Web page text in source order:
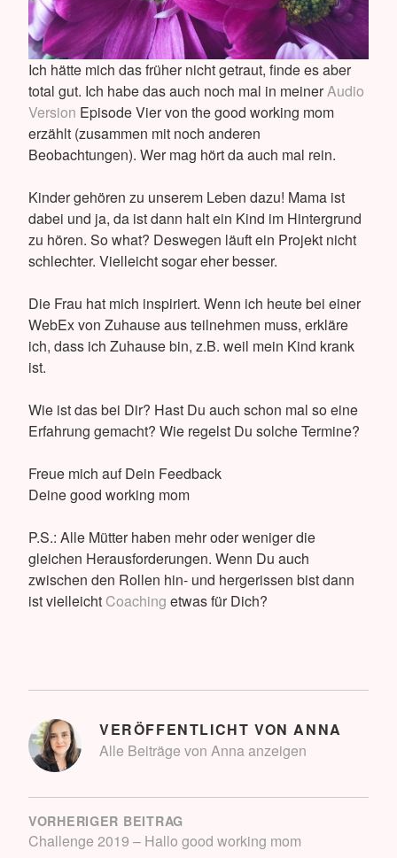
Ich hätte mich das früher nicht getraut, finde es aber
total gut. Ich habe das auch noch mal in meinerAudio
Version Episode Vier von the good working mom
erzählt (zusammen mit noch anderen
Beobachtungen). Wer mag hört da auch mal rein.
Kinder gehören zu unserem Leben dazu! Mama ist
dabei und ja, da ist dann halt ein Kind im Hintergrund
zu hören. So what? Deswegen läuft ein Projekt nicht
schlechter. Vielleicht sogar eher besser.
Die Frau hat mich inspiriert. Wenn ich heute bei einer
WebEx von Zuhause aus teilnehmen muss, erkläre
ich, dass ich Zuhause bin, z.B. weil mein Kind krank
ist.
Wie ist das bei Dir? Hast Du auch schon mal so eine
Erfahrung gemacht? Wie regelst Du solche Termine?
Freue mich auf Dein Feedback
Deine good working mom
P.S.: Alle Mütter haben mehr oder weniger die
gleichen Herausforderungen. Wenn Du auch
zwischen den Rollen hin- und hergerissen bist dann
ist vielleicht Coaching etwas für Dich?
VERÖFFENTLICHT VONANNA
Alle Beiträge von Anna anzeigen
BEITRAGSNAVIGATION
VORHERIGER BEITRAG
Challenge 2019 – Hallo good working mom